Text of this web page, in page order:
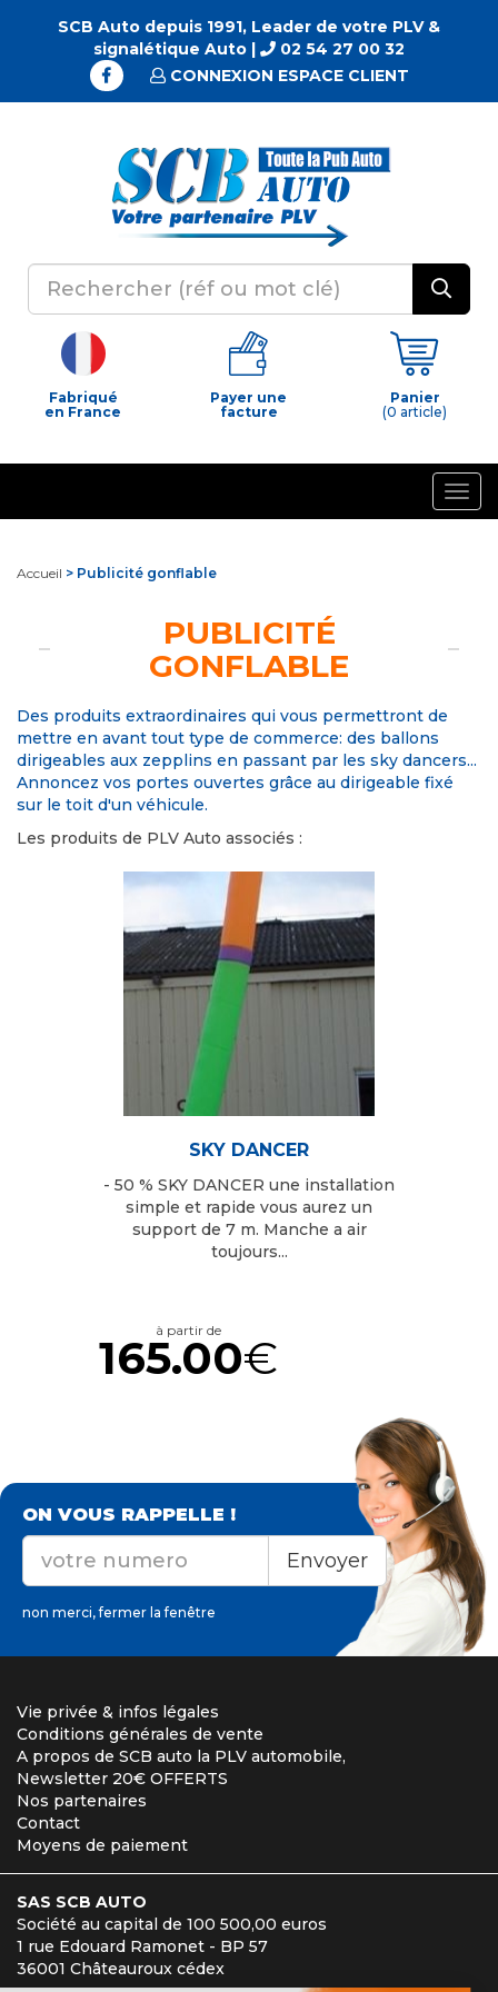
SCB Auto depuis 1991, Leader de votre PLV &
signalétique Auto |
02 54 27 00 32
CONNEXION ESPACE CLIENT
Fabriqué
en France
Payer une
facture
Panier
(0 article)
Accueil > Publicité gonflable
PUBLICITÉ
GONFLABLE
Des produits extraordinaires qui vous permettront de
mettre en avant tout type de commerce: des ballons
dirigeables aux zepplins en passant par les sky dancers...
Annoncez vos portes ouvertes grâce au dirigeable fixé
sur le toit d'un véhicule.
Les produits de PLV Auto associés :
SKY DANCER
- 50 % SKY DANCER une installation
simple et rapide vous aurez un
support de 7 m. Manche a air
toujours...
à partir de
165.00€
ON VOUS RAPPELLE !
Envoyer
non merci, fermer la fenêtre
Vie privée & infos légales
Conditions générales de vente
A propos de SCB auto la PLV automobile,
Newsletter 20€ OFFERTS
Nos partenaires
Contact
Moyens de paiement
SAS SCB AUTO
Société au capital de 100 500,00 euros
1 rue Edouard Ramonet - BP 57
36001 Châteauroux cédex